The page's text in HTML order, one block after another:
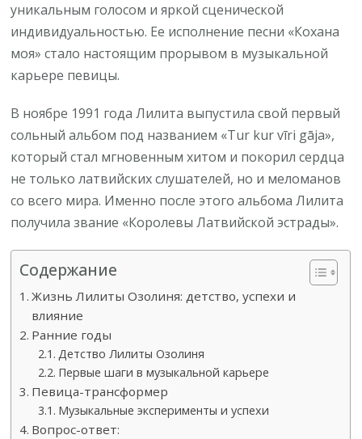
уникальным голосом и яркой сценической
индивидуальностью. Ее исполнение песни «Кохана
моя» стало настоящим прорывом в музыкальной
карьере певицы.
В ноябре 1991 года Лилита выпустила свой первый
сольный альбом под названием «Tur kur vīri gāja»,
который стал мгновенным хитом и покорил сердца
не только латвийских слушателей, но и меломанов
со всего мира. Именно после этого альбома Лилита
получила звание «Королевы Латвийской эстрады».
Содержание
Жизнь Лилиты Озолиня: детство, успехи и
влияние
Ранние годы
Детство Лилиты Озолиня
Первые шаги в музыкальной карьере
Певица-трансформер
Музыкальные эксперименты и успехи
Вопрос-ответ: